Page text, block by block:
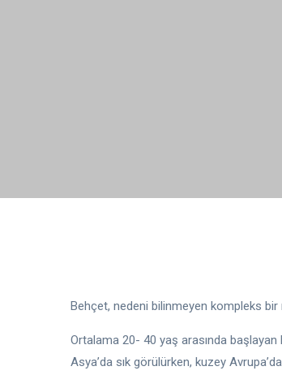
Behçet, nedeni bilinmeyen kompleks bir
Ortalama 20- 40 yaş arasında
Asya’da sık görülürken, kuzey